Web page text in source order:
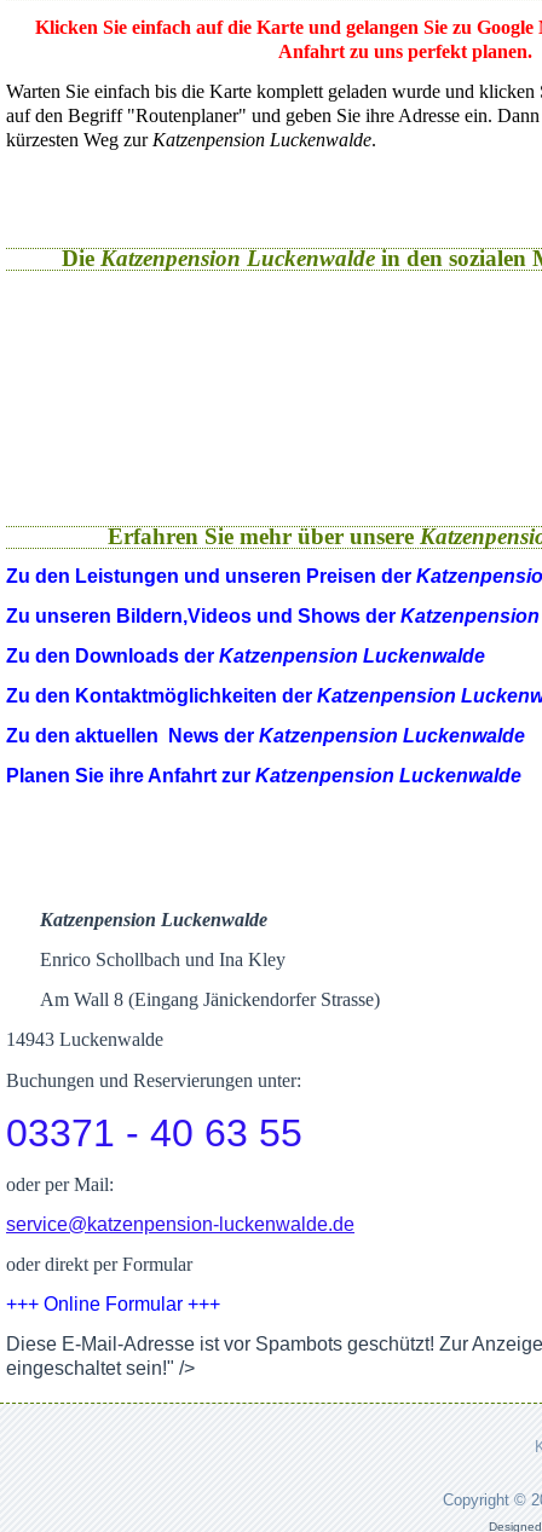
Klicken Sie einfach auf die Karte und gelangen Sie zu
Anfahrt zu uns perfekt planen.
Warten Sie einfach bis die Karte komplett geladen wurde und
auf den Begriff "Routenplaner" und geben Sie ihre Adresse ein.
kürzesten Weg zur Katzenpension Luckenwalde.
Die Katzenpension Luckenwaldein den sozialen
Erfahren Sie mehr über unsere
Zu den Leistungen und unseren Preisen der
Zu unseren Bildern,Videos und Shows der
Zu den Downloads der Katzenpension Luckenwalde
Zu den Kontaktmöglichkeiten der Katzenpension
Zu den aktuellen News der Katzenpension Luckenwalde
Planen Sie ihre Anfahrt zur Katzenpension Luckenwalde
Katzenpension Luckenwalde
Enrico Schollbach und Ina Kley
Am Wall 8 (Eingang Jänickendorfer Strasse)
14943 Luckenwalde
Buchungen und Reservierungen unter:
03371 - 40 63 55
oder per Mail:
service@katzenpension-luckenwalde.de
oder direkt per Formular
+++ Online Formular +++
Diese E-Mail-Adresse ist vor Spambots geschützt! Zur
eingeschaltet sein!" />
Copyright ©